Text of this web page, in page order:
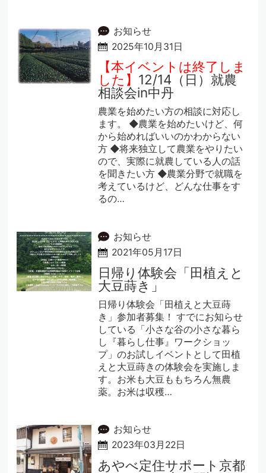
お知らせ
2025年10月31日
【本イベントは終了しま
した】 12/14（日）就農
相談会in中丹
農業を始めたい方の相談に対応し
ます。 ◆農業を始めたいけど、何
から始めればいいのかわからない
方 ◆将来独立して農業をやりたい
ので、実際に就農している人の話
を聞きたい方 ◆農業分野で就職を
考えているけど、どんな仕事をす
るの…
お知らせ
2021年05月17日
日帰り体験会「田植えと
大豆蒔き」
日帰り体験会「田植えと大豆蒔
き」参加者募集！ すでにお知らせ
している「小さな谷の小さな暮ら
し『暮らし仕事』ワークショッ
プ」のお試しイベントとして田植
えと大豆蒔きの体験会を実施しま
す。お米も大豆ももちろん無農
薬。お米は収穫…
お知らせ
2023年03月22日
あやべ定住サポート京都